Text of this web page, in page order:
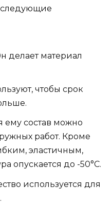
следующие
делает материал
чтобы срок
ему состав можно
работ. Кроме
эластичным,
опускается до -50°С.
используется для